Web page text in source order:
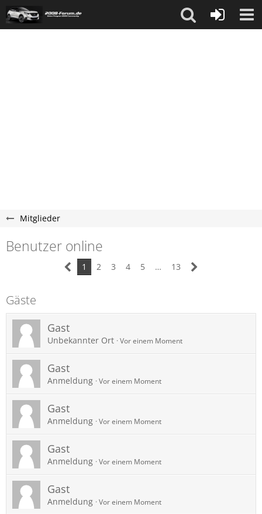
Mitglieder
Benutzer online
1 2 3 4 5 … 13
Gäste
Gast
Unbekannter Ort Vor einem Moment
Gast
Anmeldung Vor einem Moment
Gast
Anmeldung Vor einem Moment
Gast
Anmeldung Vor einem Moment
Gast
Anmeldung Vor einem Moment